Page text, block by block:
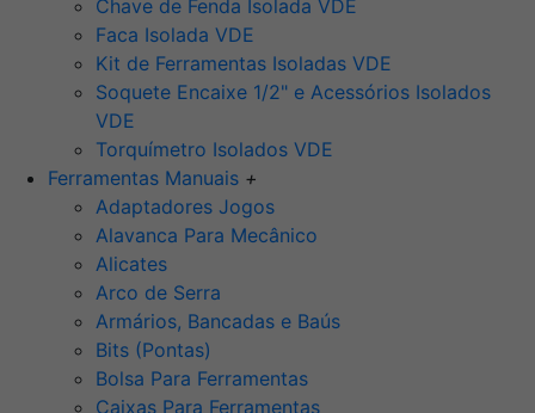
Chave de Fenda Isolada VDE
Faca Isolada VDE
Kit de Ferramentas Isoladas VDE
Soquete Encaixe 1/2" e Acessórios Isolados
VDE
Torquímetro Isolados VDE
Ferramentas Manuais +
Adaptadores Jogos
Alavanca Para Mecânico
Alicates
Arco de Serra
Armários, Bancadas e Baús
Bits (Pontas)
Bolsa Para Ferramentas
Caixas Para Ferramentas